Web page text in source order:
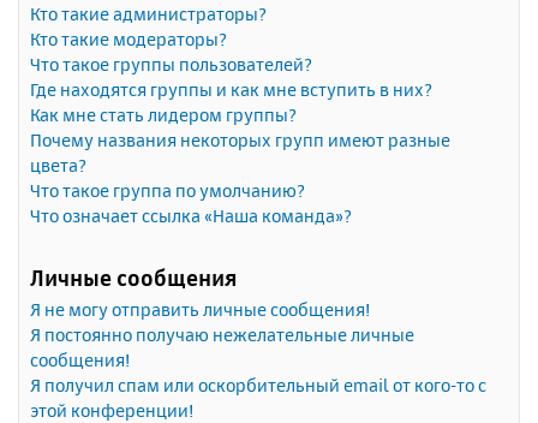
Кто такие администраторы?
Кто такие модераторы?
Что такое группы пользователей?
Где находятся группы и как мне вступить в них?
Как мне стать лидером группы?
Почему названия некоторых групп имеют разные
цвета?
Что такое группа по умолчанию?
Что означает ссылка «Наша команда»?
Личные сообщения
Я не могу отправить личные сообщения!
Я постоянно получаю нежелательные личные
сообщения!
Я получил спам или оскорбительный email от кого-то с
этой конференции!